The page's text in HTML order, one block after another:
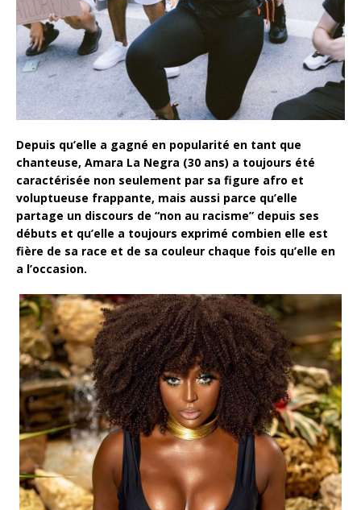
Depuis qu’elle a gagné en popularité en tant que
chanteuse, Amara La Negra (30 ans) a toujours été
caractérisée non seulement par sa figure afro et
voluptueuse frappante, mais aussi parce qu’elle
partage un discours de “non au racisme” depuis ses
débuts et qu’elle a toujours exprimé combien elle est
fière de sa race et de sa couleur chaque fois qu’elle en
a l’occasion.